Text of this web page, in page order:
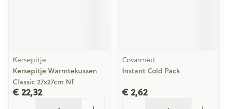
Kersepitje
Kersepitje Warmtekussen
Classic 27x27cm Nf
€ 22,32
Covarmed
Instant Cold Pack
€ 2,62